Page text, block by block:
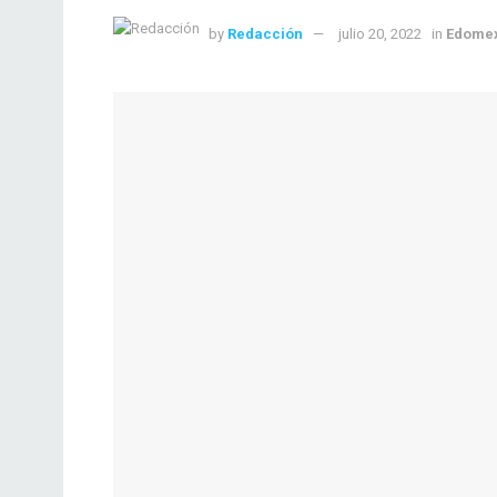
by Redacción julio 20, 2022 in